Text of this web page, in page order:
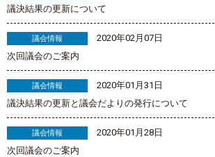
議決結果の更新について
議会情報
2020年02月07日
次回議会のご案内
議会情報
2020年01月31日
議決結果の更新と議会だよりの発行について
議会情報
2020年01月28日
次回議会のご案内